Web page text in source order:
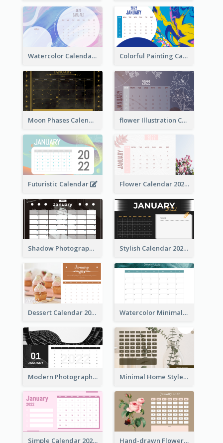
Watercolor Calendar With Notes Colorful Painting Calendar
Moon Phases Calendar flower Illustration Calendar 2022
Futuristic Calendar Flower Calendar 2022
Shadow Photography Calendar 2022 Stylish Calendar 2022
Dessert Calendar 2022 Watercolor Minimalist Calendar
Modern Photography Calendar 2022 Minimal Home Style Calendar
Simple Calendar 2022 With Notes Hand-drawn Flowers Calender